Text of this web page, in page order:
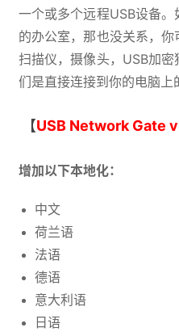
一个或多个远程USB设备
的办公室，那也没关系，你
扫描仪，摄像头，USB加
们是直接连接到你的电脑上
【USB Network Gate
增加以下本地化：
中文
荷兰语
法语
德语
意大利语
日语